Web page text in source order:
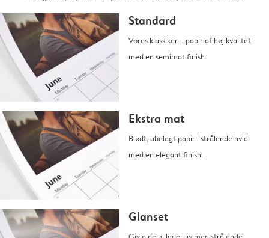
Standard
Vores klassiker – papir af høj kvalitet
med en semimat finish.
Ekstra mat
Blødt, ubelagt papir i strålende hvid
med en elegant finish.
Glanset